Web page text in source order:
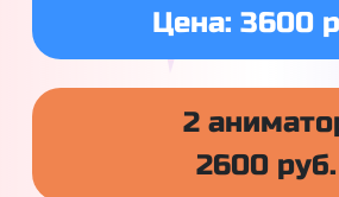
Цена: 3600
2
2600 руб.